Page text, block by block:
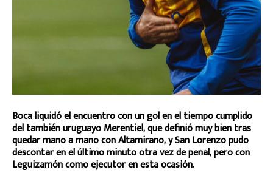
Boca liquidó el encuentro con un gol en el tiempo cumplido
del también uruguayo Merentiel, que definió muy bien tras
quedar mano a mano con Altamirano, y San Lorenzo pudo
descontar en el último minuto otra vez de penal, pero con
Leguizamón como ejecutor en esta ocasión.